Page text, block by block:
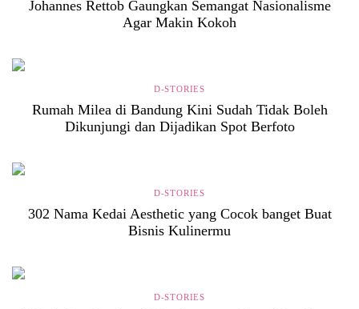
Johannes Rettob Gaungkan Semangat Nasionalisme
Agar Makin Kokoh
D-STORIES
Rumah Milea di Bandung Kini Sudah Tidak Boleh
Dikunjungi dan Dijadikan Spot Berfoto
D-STORIES
302 Nama Kedai Aesthetic yang Cocok banget Buat
Bisnis Kulinermu
D-STORIES